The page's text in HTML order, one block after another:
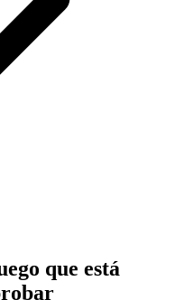
que está